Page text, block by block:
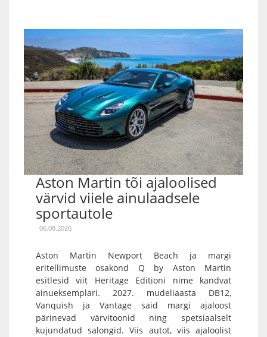
Aston Martin tõi ajaloolised
värvid viiele ainulaadsele
sportautole
06.08.2026
Aston Martin Newport Beach ja margi
eritellimuste osakond Q by Aston Martin
esitlesid viit Heritage Editioni nime kandvat
ainueksemplari. 2027. mudeliaasta DB12,
Vanquish ja Vantage said margi ajaloost
pärinevad värvitoonid ning spetsiaalselt
kujundatud salongid. Viis autot, viis ajaloolist